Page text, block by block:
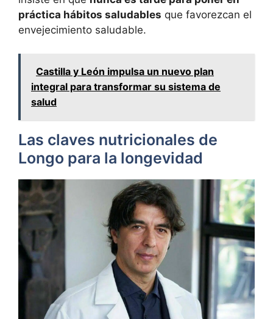
práctica hábitos saludables que favorezcan el
envejecimiento saludable.
Castilla y León impulsa un nuevo plan
integral para transformar su sistema de
salud
Las claves nutricionales de
Longo para la longevidad